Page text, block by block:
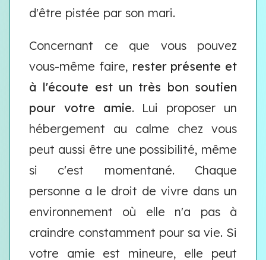
d'être pistée par son mari.
Concernant ce que vous pouvez
vous-même faire, rester présente et
à l'écoute est un très bon soutien
pour votre amie. Lui proposer un
hébergement au calme chez vous
peut aussi être une possibilité, même
si c'est momentané. Chaque
personne a le droit de vivre dans un
environnement où elle n'a pas à
craindre constamment pour sa vie. Si
votre amie est mineure, elle peut